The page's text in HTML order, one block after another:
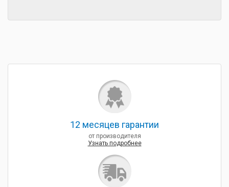
12 месяцев гарантии
от производителя
Узнать подробнее